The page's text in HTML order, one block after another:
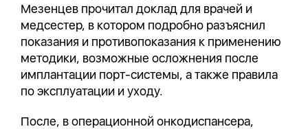
Мезенцев прочитал доклад для врачей и
медсестер, в котором подробно разъяснил
показания и противопоказания к применению
методики, возможные осложнения после
имплантации порт-системы, а также правила
по эксплуатации и уходу.
После, в операционной онкодиспансера,